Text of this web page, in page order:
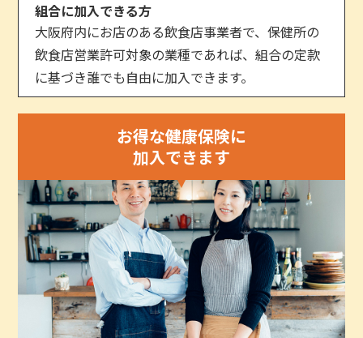
組合に加入できる方
大阪府内にお店のある飲食店事業者で、保健所の
飲食店営業許可対象の業種であれば、組合の定款
に基づき誰でも自由に加入できます。
お得な健康保険に
加入できます